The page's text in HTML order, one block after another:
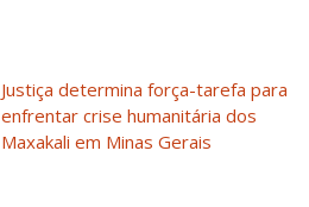
Justiça determina força-tarefa para
enfrentar crise humanitária dos
Maxakali em Minas Gerais